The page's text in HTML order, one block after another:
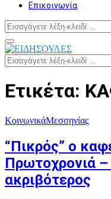
Επικοινωνία
Search
for:
Facebook
Twitter
Instagram
Youtube
Primary
Menu
Search
for:
Ετικέτα:
ΚοινωνικάΜεσσηνίας
“Πικρός” ο
Πρωτοχρονιά –
ακριβότερος